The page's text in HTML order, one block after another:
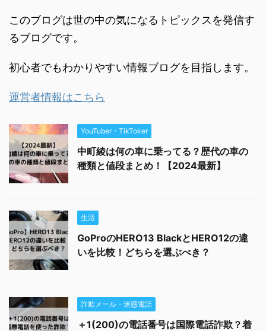
このブログは世の中の気になるトピックスを発信す
るブログです。
初心者でもわかりやすい情報ブログを目指します。
運営者情報はこちら
YouTuber・TikToker
中町綾は何の車に乗ってる？歴代の車の
種類と値段まとめ！【2024最新】
生活
GoProのHERO13 BlackとHERO12の違
いを比較！どちらを選ぶべき？
詐欺メール・迷惑電話
＋1(200)の電話番号は国際電話詐欺？着